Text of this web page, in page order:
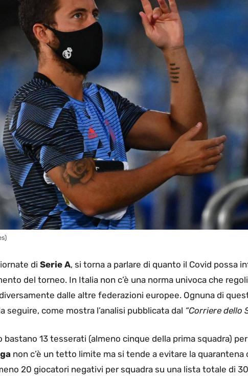
di Serie A, si torna a parlare di quanto il Covid possa
del torneo. In Italia non c’è una norma univoca che
dalle altre federazioni europee. Ognuna di
seguire, come mostra l’analisi pubblicata dal “Corriere dello
bastano 13 tesserati (almeno cinque della prima squadra)
non c’è un tetto limite ma si tende a evitare la
20 giocatori negativi per squadra su una lista totale di